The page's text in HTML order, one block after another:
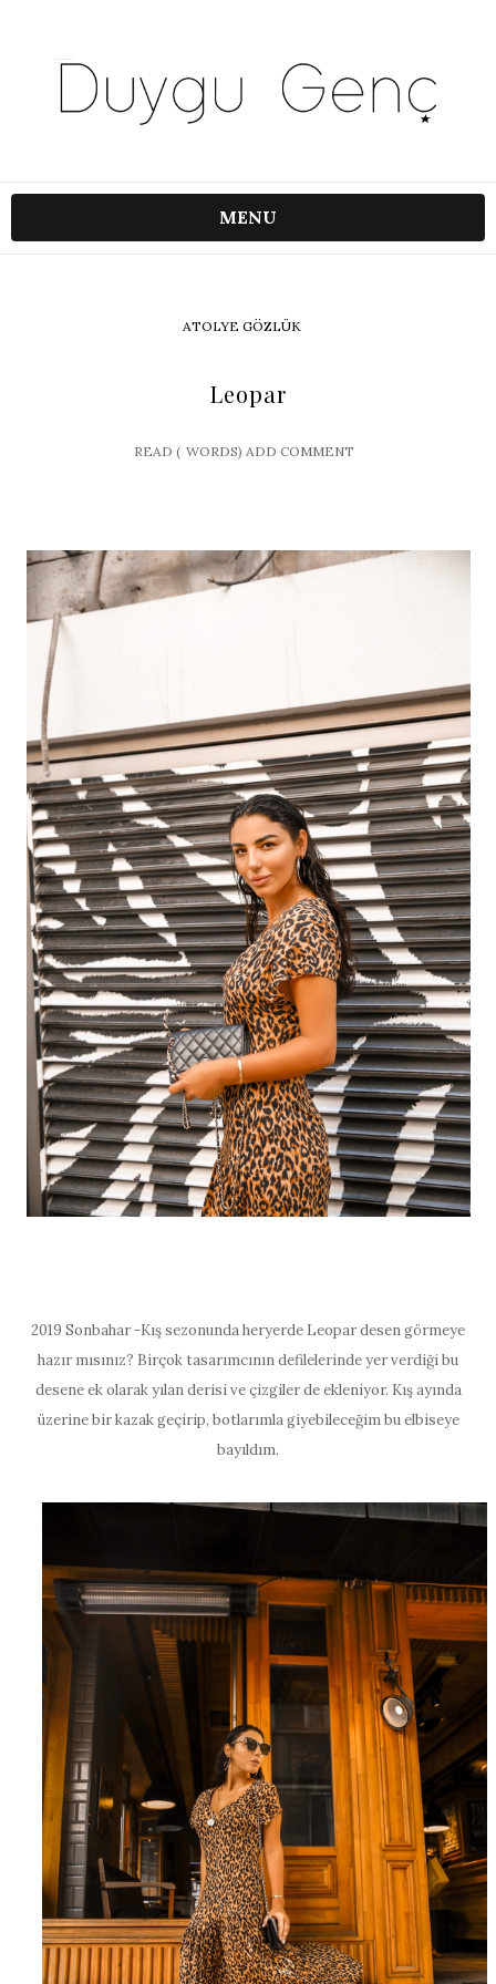
MENU
ATOLYE GÖZLÜK
Leopar
READ ( WORDS) ADD COMMENT
2019 Sonbahar -Kışsezonunda heryerde Leopar desen görmeye
hazır mısınız? Birçok tasarımcının defilelerinde yer verdiği bu
desene ek olarak yılan derisi ve çizgiler de ekleniyor. Kış ayında
üzerine bir kazak geçirip, botlarımla giyebileceğim bu elbiseye
bayıldım.